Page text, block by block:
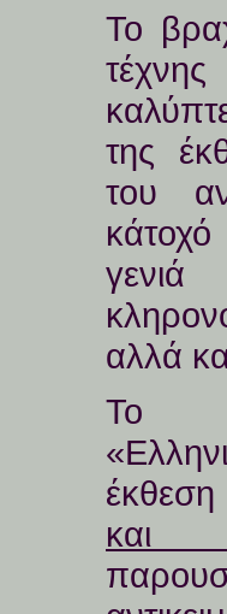
Το
της
του
αλλά
Το
και